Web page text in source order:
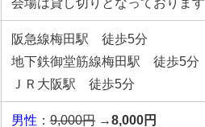
阪急線梅田駅 徒歩5分
地下鉄御堂筋線梅田駅 徒歩5分
ＪＲ大阪駅 徒歩5分
男性 ： 9,000円 →8,000円